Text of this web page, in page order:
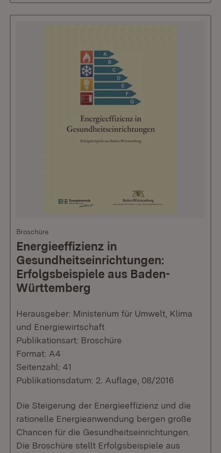
Broschüre
Energieeffizienz in
Gesundheitseinrichtungen:
Erfolgsbeispiele aus Baden-
Württemberg
Herausgeber: Ministerium für Umwelt, Klima
und Energiewirtschaft
Publikationsart: Broschüre
Format: A4
Seitenzahl: 41
Publikationsdatum: 2. Auflage, 08/2016
Die Steigerung der Energieeffizienz und die
rationelle Energieanwendung bergen große
Chancen für die Gesundheitseinrichtungen.
Die Broschüre stellt Erfolgsbeispiele aus